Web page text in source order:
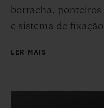
borracha,
e sistema de
presentes,
“sanduíche”,
LER MAIS